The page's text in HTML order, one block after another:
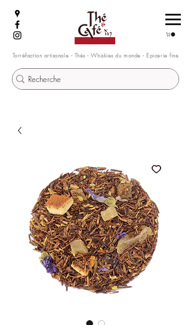
Torréfaction artisanale - Thés - Whiskies du monde - Epicerie fine